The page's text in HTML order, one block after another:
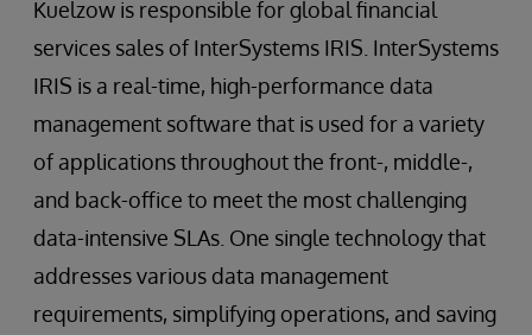
Kuelzow is responsible for global financial
services sales of InterSystems IRIS. InterSystems
IRIS is a real-time, high-performance data
management software that is used for a variety
of applications throughout the front-, middle-,
and back-office to meet the most challenging
data-intensive SLAs. One single technology that
addresses various data management
requirements, simplifying operations, and saving